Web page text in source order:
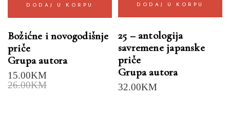
DODAJ U KORPU
Božićne i novogodišnje
priče
Grupa autora
26.00KM
15.00KM
DODAJ U KORPU
25 – antologija
savremene japanske
priče
Grupa autora
32.00KM